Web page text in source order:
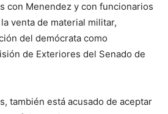
con Menendez y con funcionarios
venta de material militar,
del demócrata como
de Exteriores del Senado de
también está acusado de aceptar